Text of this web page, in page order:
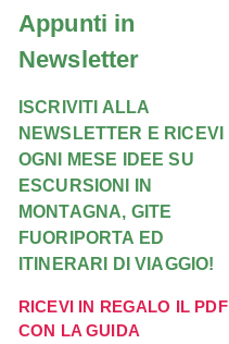
Appunti in
Newsletter
ISCRIVITI ALLA
NEWSLETTER E RICEVI
OGNI MESE IDEE SU
ESCURSIONI IN
MONTAGNA, GITE
FUORIPORTA ED
ITINERARI DI VIAGGIO!
RICEVI IN REGALO IL PDF
CON LA GUIDA